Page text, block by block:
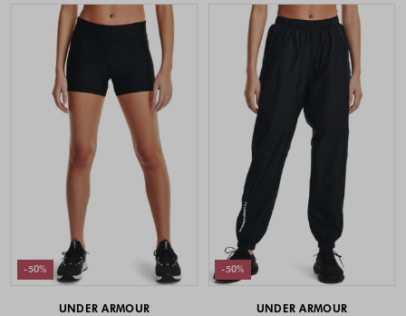
-50%
UNDER ARMOUR
-50%
UNDER ARMOUR